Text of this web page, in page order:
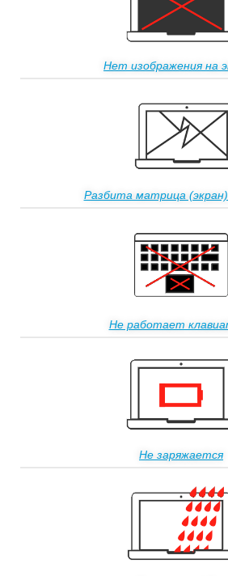
Нет изображения на
Разбита матрица
Не работает
Не заряжается